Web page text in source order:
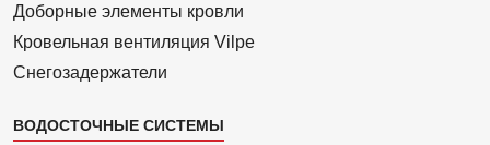
Доборные элементы кровли
Кровельная вентиляция Vilpe
Снегозадержатели
ВОДОСТОЧНЫЕ СИСТЕМЫ